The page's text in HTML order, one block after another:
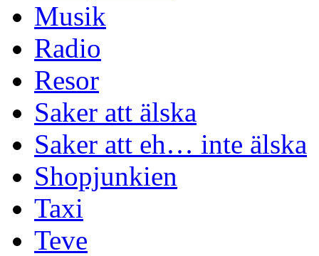
Musik
Radio
Resor
Saker att älska
Saker att eh… inte älska
Shopjunkien
Taxi
Teve